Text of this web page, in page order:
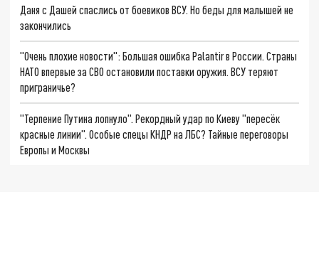
Даня с Дашей спаслись от боевиков ВСУ. Но беды для малышей не
закончились
"Очень плохие новости": Большая ошибка Palantir в России. Страны
НАТО впервые за СВО остановили поставки оружия. ВСУ теряют
приграничье?
"Терпение Путина лопнуло". Рекордный удар по Киеву "пересёк
красные линии". Особые спецы КНДР на ЛБС? Тайные переговоры
Европы и Москвы